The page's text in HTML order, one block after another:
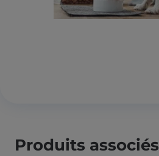
Produits associés